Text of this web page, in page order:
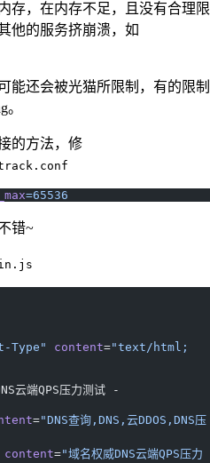
存，在内存不足，且没有合理限
他的服务挤崩溃，如
能还会被光猫所限制，有的限制
的方法，修
=65536
错~
Type" content="text/html;
云端QPS压力测试 -
="DNS查询,DNS,云DDOS,DNS压
content="域名权威DNS云端QPS压力